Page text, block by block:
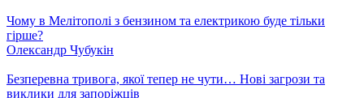
Чому в Мелітополі з бензином та електрикою буде тільки
гірше?
Олександр Чубукін
Безперевна тривога, якої тепер не чути… Нові загрози та
виклики для запоріжців